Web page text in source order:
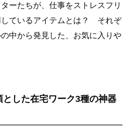
ーたちが、仕事をストレスフリ
しているアイテムとは？ それぞ
中から発見した、お気に入りや
とした在宅ワーク3種の神器